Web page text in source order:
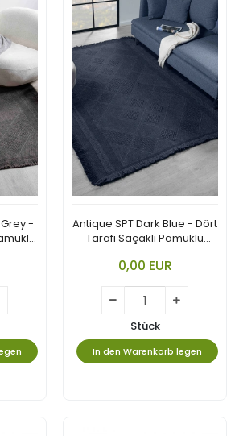
-
Antique SPT Dark Blue - Dört
Tarafı Saçaklı Pamuklu
0,00 EUR
Stück
In den Warenkorb legen